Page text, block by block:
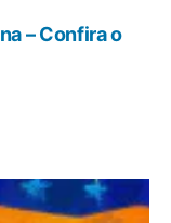
– Confira o